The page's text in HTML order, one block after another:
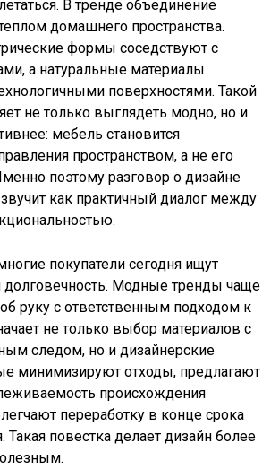
В тренде объединение
домашнего пространства.
формы соседствуют с
а натуральные материалы
поверхностями. Такой
не только выглядеть модно, но и
мебель становится
пространством, а не его
поэтому разговор о дизайне
как практичный диалог между
покупатели сегодня ищут
долговечность. Модные тренды чаще
руку с ответственным подходом к
не только выбор материалов с
следом, но и дизайнерские
минимизируют отходы, предлагают
происхождения
переработку в конце срока
повестка делает дизайн более